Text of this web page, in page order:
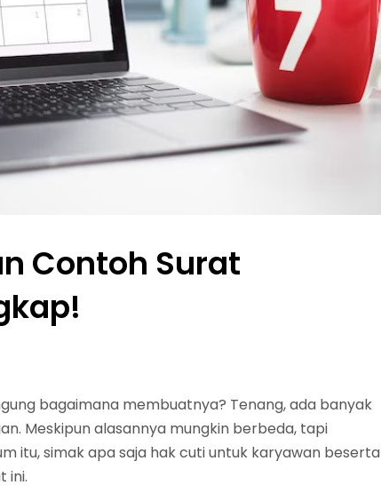
Contoh Surat
bagaimana membuatnya? Tenang, ada banyak
Meskipun alasannya mungkin berbeda, tapi
itu, simak apa saja hak cuti untuk karyawan beserta
ini.